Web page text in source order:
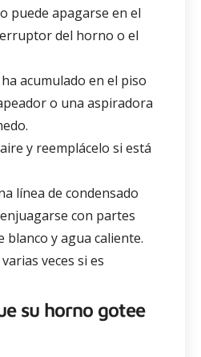
puede apagarse en el
del horno o el
acumulado en el piso
o una aspiradora
y reemplácelo si está
línea de condensado
con partes
blanco y agua caliente.
veces si es
su horno gotee